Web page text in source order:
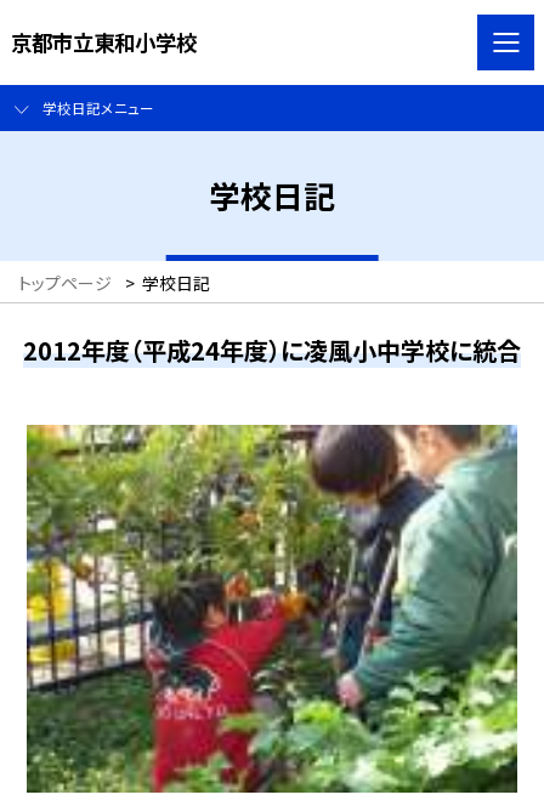
京都市立東和小学校
学校日記メニュー
学校日記
トップページ > 学校日記
2012年度（平成24年度）に凌風小中学校に統合